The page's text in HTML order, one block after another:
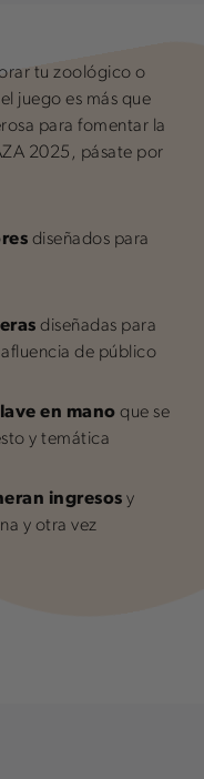
tu zoológico o
juego es más que
para fomentar la
2025, pásate por
diseñados para
diseñadas para
de público
en mano que se
y temática
ingresos y
y otra vez